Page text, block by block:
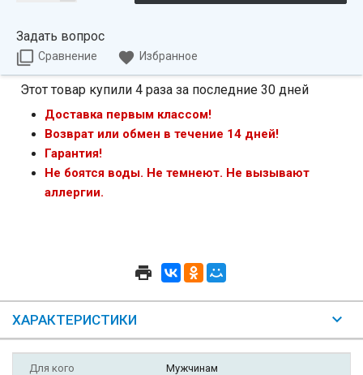
Задать вопрос
Сравнение Избранное
Этот товар купили 4 раза за последние 30 дней
Доставка первым классом!
Возврат или обмен в течение 14 дней!
Гарантия!
Не боятся воды. Не темнеют. Не вызывают
аллергии.
ХАРАКТЕРИСТИКИ
Для кого Мужчинам